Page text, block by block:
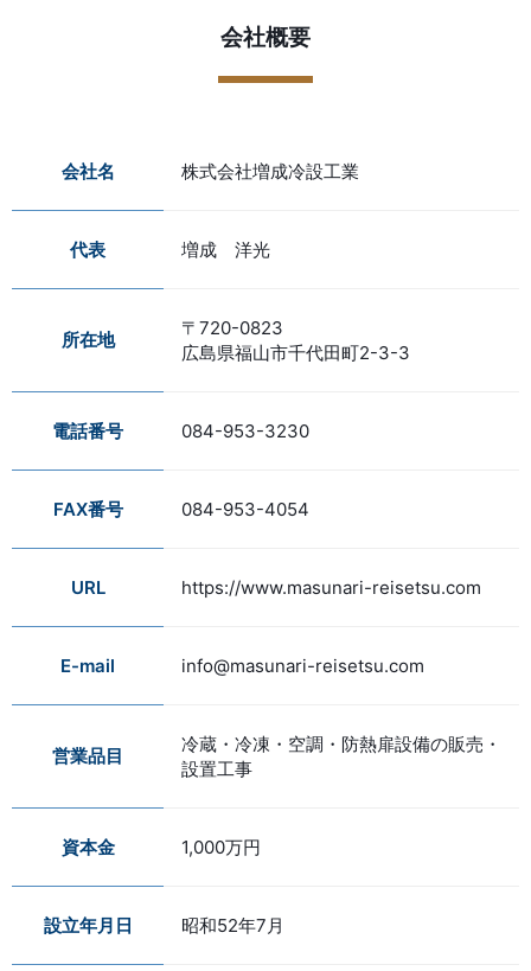
会社概要
会社名 株式会社増成冷設工業
代表 増成 洋光
所在地
〒720-0823
広島県福山市千代田町2-3-3
電話番号 084-953-3230
FAX番号 084-953-4054
URL https://www.masunari-reisetsu.com
E-mail info@masunari-reisetsu.com
営業品目
冷蔵・冷凍・空調・防熱扉設備の販売・
設置工事
資本金 1,000万円
設立年月日 昭和52年7月